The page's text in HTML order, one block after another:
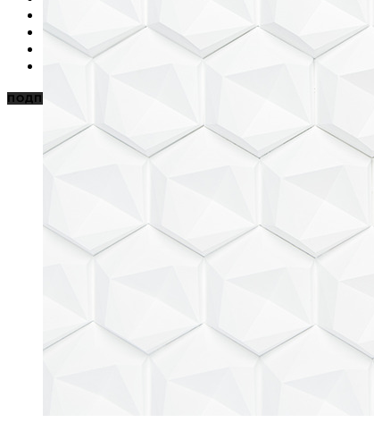
КАРАОКЕ ДЛЯ БИЗНЕСА
ПОДБОРКИ
ПОДПИСАТЬСЯ